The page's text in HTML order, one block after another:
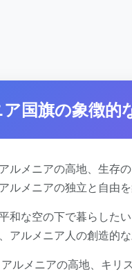
国旗の象徴的
ルメニアの高地、生存
ルメニアの独立と自由を
和な空の下で暮らした
アルメニア人の創造的
ルメニアの高地、キリ